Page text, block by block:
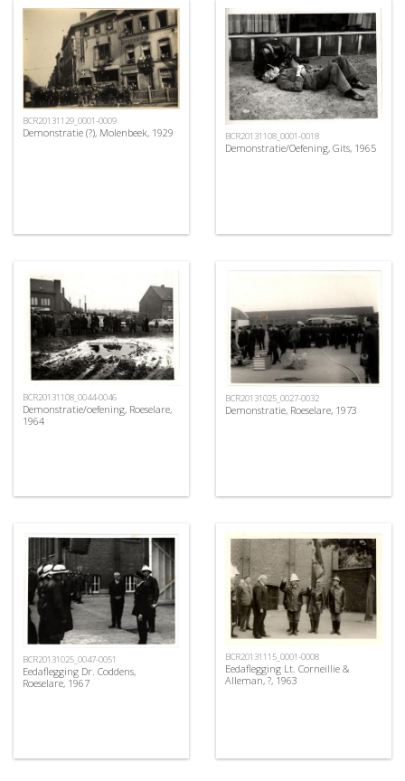
BCR20131129_0001-0009
Demonstratie (?), Molenbeek, 1929 BCR20131108_0001-0018
Demonstratie/Oefening, Gits, 1965
BCR20131108_0044-0046
Demonstratie/oefening, Roeselare,
1964
BCR20131025_0027-0032
Demonstratie, Roeselare, 1973
BCR20131025_0047-0051
Eedaflegging Dr. Coddens,
Roeselare, 1967
BCR20131115_0001-0008
Eedaflegging Lt. Corneillie &
Alleman, ?, 1963